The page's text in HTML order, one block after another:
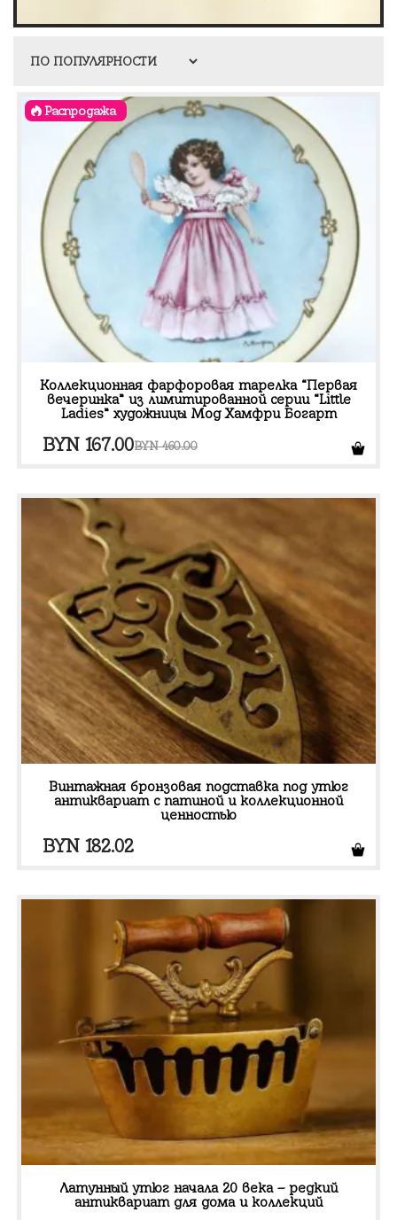
Распродажа
Коллекционная фарфоровая тарелка “Первая
вечеринка” из лимитированной серии “Little
Ladies” художницы Мод Хамфри Богарт
BYN460.00
Первоначальная
составляла
BYN 460.00.
BYN 167.00Текущая
BYN 167.00.
Винтажная бронзовая подставка под утюг
антиквариат с патиной и коллекционной
ценностью
BYN 182.02
Латунный утюг начала 20 века – редкий
антиквариат для дома и коллекций